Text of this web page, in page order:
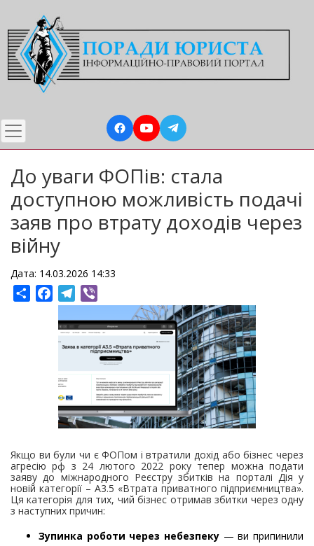
до
основного
вмісту
До уваги ФОПів: стала
доступною можливість подачі
заяв про втрату доходів через
війну
Дата: 14.03.2026 14:33
ShareFacebookTelegram
Якщо ви були чи є ФОПом і втратили дохід або бізнес через
агресію рф з 24 лютого 2022 року тепер можна подати
заяву до міжнародного Реєстру збитків на порталі Дія у
новій категорії – А3.5 «Втрата приватного підприємництва».
Ця категорія для тих, чий бізнес отримав збитки через одну
з наступних причин:
Зупинка роботи через небезпеку — ви припинили